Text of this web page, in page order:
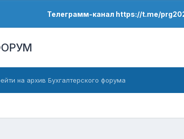
Телеграмм-канал https://t.me/
на архив Бухгалтерского форума